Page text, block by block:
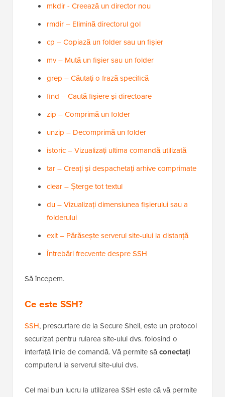
mkdir - Creează un director nou
rmdir – Elimină directorul gol
cp – Copiază un folder sau un fișier
mv – Mută un fișier sau un folder
grep – Căutați o frază specifică
find – Caută fișiere și directoare
zip – Comprimă un folder
unzip – Decomprimă un folder
istoric – Vizualizați ultima comandă utilizată
tar – Creați și despachetați arhive comprimate
clear – Șterge tot textul
du – Vizualizați dimensiunea fișierului sau a
folderului
exit – Părăsește serverul site-ului la distanță
Întrebări frecvente despre SSH
Să începem.
Ce este SSH?
SSH, prescurtare de la Secure Shell, este un protocol
securizat pentru rularea site-ului dvs. folosind o
interfață linie de comandă. Vă permite săconectați
computerul la serverul site-ului dvs.
Cel mai bun lucru la utilizarea SSH este că vă permite